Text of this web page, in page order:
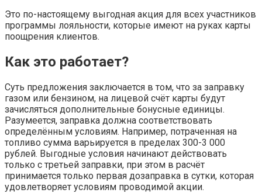
Это по-настоящему выгодная акция для всех участников
программы лояльности, которые имеют на руках карты
поощрения клиентов.
Как это работает?
Суть предложения заключается в том, что за заправку
газом или бензином, на лицевой счёт карты будут
зачисляться дополнительные бонусные единицы.
Разумеется, заправка должна соответствовать
определённым условиям. Например, потраченная на
топливо сумма варьируется в пределах 300-3 000
рублей. Выгодные условия начинают действовать
только с третьей заправки, при этом в расчёт
принимается только первая дозаправка в сутки, которая
удовлетворяет условиям проводимой акции.